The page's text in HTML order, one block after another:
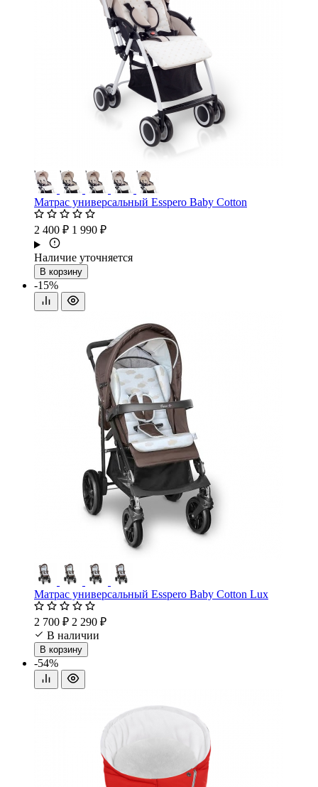
Матрас универсальный Esspero Baby Cotton
2 400 ₽ 1 990 ₽
Наличие уточняется
В корзину
-15%
Матрас универсальный Esspero Baby Cotton Lux
2 700 ₽ 2 290 ₽
В наличии
В корзину
-54%